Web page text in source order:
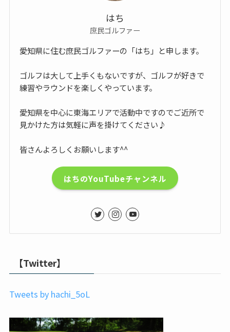
はち
庶民ゴルファー
愛知県に住む庶民ゴルファーの「はち」と申します。
ゴルフは大して上手くもないですが、ゴルフが好きで
練習やラウンドを楽しくやっています。
愛知県を中心に東海エリアで活動中ですのでご近所で
見かけた方は気軽に声を掛けてください♪
皆さんよろしくお願いします^^
はちのYouTubeチャンネル
【Twitter】
Tweets by hachi_5oL